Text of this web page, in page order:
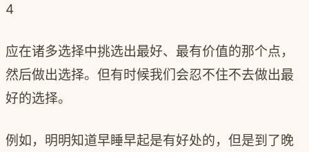
4
应在诸多选择中挑选出最好、最有价值的那个点，
然后做出选择。但有时候我们会忍不住不去做出最
好的选择。
例如，明明知道早睡早起是有好处的，但是到了晚